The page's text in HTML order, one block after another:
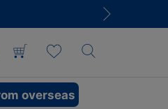
overseas